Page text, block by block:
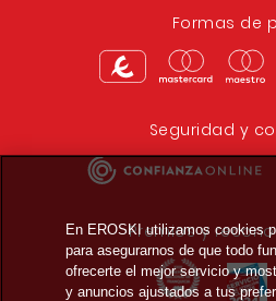
Formas de
Seguridad y
Premios y
En EROSKI utilizamos cookies
para asegurarnos de que todo
ofrecerte el mejor servicio y
y anuncios ajustados a tus